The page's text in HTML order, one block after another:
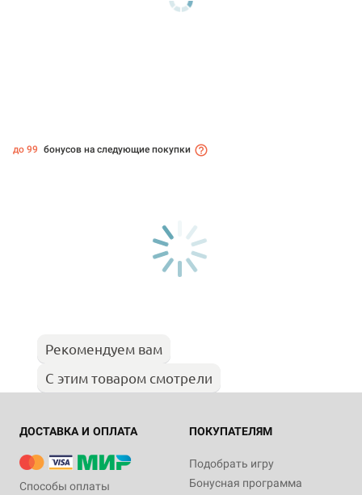
до 99 бонусов на следующие покупки
Рекомендуем вам
С этим товаром смотрели
ДОСТАВКА И ОПЛАТА
Способы оплаты
ПОКУПАТЕЛЯМ
Подобрать игру
Бонусная программа